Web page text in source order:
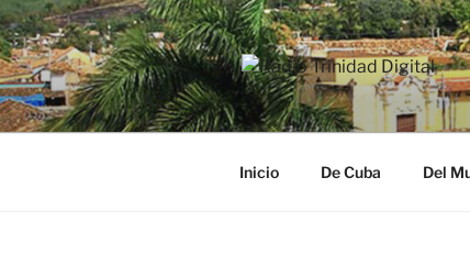
Saltar
al
contenido
RADIO
Desde la Ciudad Museo del
Inicio De Cuba Del